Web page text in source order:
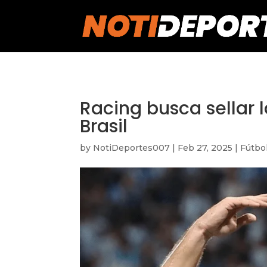
Racing busca sellar
Brasil
by NotiDeportes007 | Feb 27, 2025 |